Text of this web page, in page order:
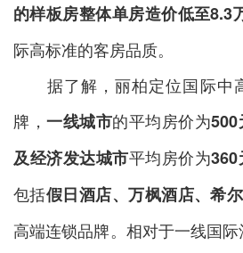
的样板房整体单房造价低至8.3
际高标准的客房品质。
据了解，丽柏定位国际中
牌， 一线城市的平均房价为500
及经济发达城市平均房价为360
包括假日酒店、万枫酒店、希
高端连锁品牌。相对于一线国